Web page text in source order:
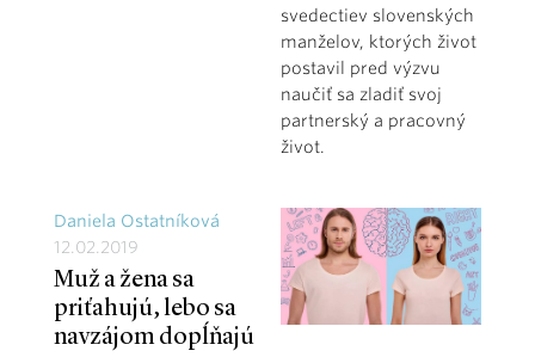
svedectiev slovenských
manželov, ktorých život
postavil pred výzvu
naučiť sa zladiť svoj
partnerský a pracovný
život.
Daniela Ostatníková
12.02.2019
Muž a žena sa
priťahujú, lebo sa
navzájom dopĺňajú